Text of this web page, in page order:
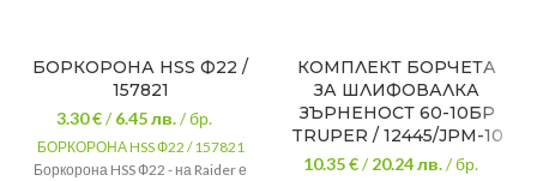
БОРКОРОНА HSS Ф22 /
157821
3.30 €/6.45лв./ бр.
БОРКОРОНА HSS Ф22 / 157821
Боркорона HSS Ф22 - на Raider е
КОМПЛЕКТ БОРЧЕТА
ЗА ШЛИФОВАЛКА
ЗЪРНЕНОСТ 60-10БР
TRUPER / 12445/JPM-10
10.35 €/20.24лв./ бр.